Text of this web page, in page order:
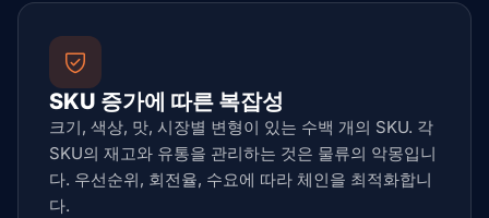
SKU 증가에 따른 복잡성
크기, 색상, 맛, 시장별 변형이 있는 수백 개의 SKU. 각
SKU의 재고와 유통을 관리하는 것은 물류의 악몽입니
다. 우선순위, 회전율, 수요에 따라 체인을 최적화합니
다.